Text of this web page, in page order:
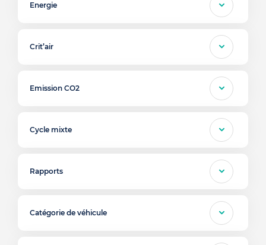
Energie
Crit’air
Emission CO2
Cycle mixte
Rapports
Catégorie de véhicule